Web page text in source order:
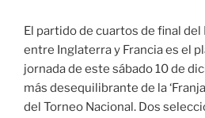
El partido de cuartos de final
entre Inglaterra y Francia es el
jornada de este sábado 10 de
más desequilibrante de la
del Torneo Nacional. Dos